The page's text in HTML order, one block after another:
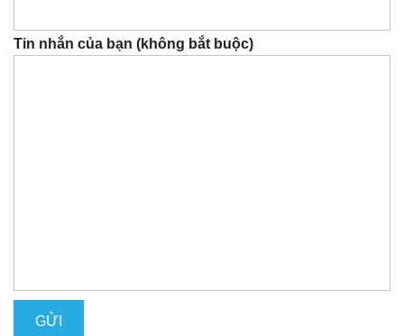
Tin nhắn của bạn (không bắt buộc)